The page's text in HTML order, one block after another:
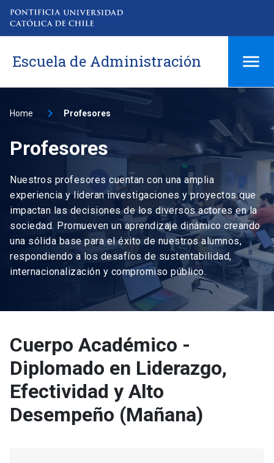
Escuela de Administración
Home Profesores
Profesores
Nuestros profesores cuentan con una amplia
experiencia y lideran investigaciones y proyectos que
impactan las decisiones de los diversos actores en la
sociedad. Promueven un aprendizaje dinámico creando
una sólida base para el éxito de nuestros alumnos,
respondiendo a los desafíos de sustentabilidad,
internacionalización y compromiso público.
Cuerpo Académico -
Diplomado en Liderazgo,
Efectividad y Alto
Desempeño (Mañana)